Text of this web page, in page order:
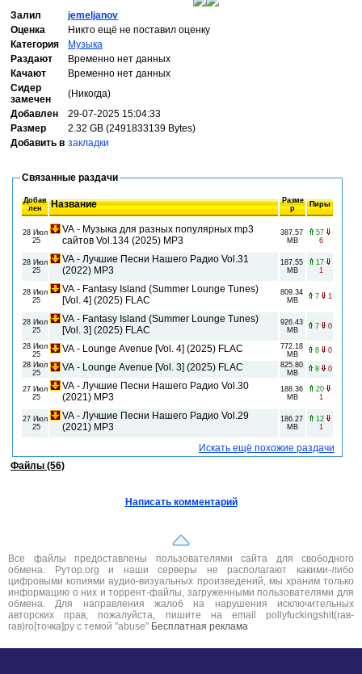
Залил
jemeljanov
Оценка
Никто ещё не поставил оценку
Категория
Музыка
Раздают
Временно нет данных
Качают
Временно нет данных
Сидер
замечен
(Никогда)
Добавлен
29-07-2025 15:04:33
Размер
2.32 GB (2491833139 Bytes)
Добавить в закладки
Связанные раздачи
Добав
лен
Название
Разме
р
Пиры
28 Июл
25
VA - Музыка для разных популярных mp3
сайтов Vol.134 (2025) MP3
387.57
MB
57
6
28 Июл
25
VA - Лучшие Песни Нашего Радио Vol.31
(2022) MP3
187.55
MB
17
1
28 Июл
25
VA - Fantasy Island (Summer Lounge Tunes)
[Vol. 4] (2025) FLAC
809.34
MB
7 1
28 Июл
25
VA - Fantasy Island (Summer Lounge Tunes)
[Vol. 3] (2025) FLAC
926.43
MB
7 0
28 Июл
25
VA - Lounge Avenue [Vol. 4] (2025) FLAC
772.18
MB
8
0
28 Июл
25
VA - Lounge Avenue [Vol. 3] (2025) FLAC
825.80
MB
8 0
27 Июл
25
VA - Лучшие Песни Нашего Радио Vol.30
(2021) MP3
188.36
MB
20
1
27 Июл
25
VA - Лучшие Песни Нашего Радио Vol.29
(2021) MP3
186.27
MB
12
1
Искать ещё похожие раздачи
Файлы (56)
Написать комментарий
Все файлы предоставлены пользователями сайта для свободного
обмена. Рутор.org и наши серверы не располагают какими-либо
цифровыми копиями аудио-визуальных произведений, мы храним только
информацию о них и торрент-файлы, загруженными пользователями для
обмена. Для направления жалоб на нарушения исключительных
авторских прав, пожалуйста, пишите на email pollyfuckingshit(гав-
гав)ro[точка]ру с темой "abuse" Бесплатная реклама